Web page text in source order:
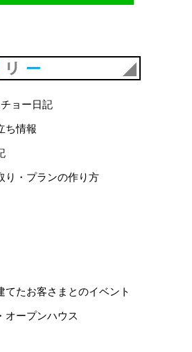
ョー日記
ち情報
り・プランの作り方
てたお客さまとのイベント
オープンハウス